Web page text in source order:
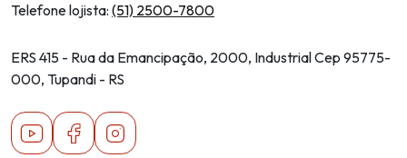
Telefone lojista: (51) 2500-7800
ERS 415 - Rua da Emancipação, 2000, Industrial Cep 95775-
000, Tupandi - RS
YoutubeFacebookInstagram